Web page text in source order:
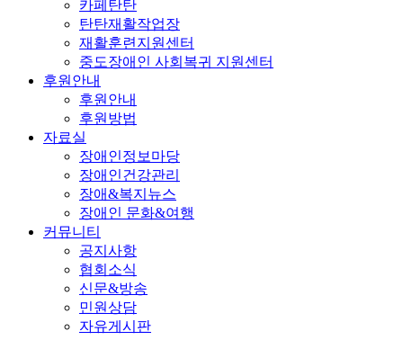
카페탄탄
탄탄재활작업장
재활훈련지원센터
중도장애인 사회복귀 지원센터
후원안내
후원안내
후원방법
자료실
장애인정보마당
장애인건강관리
장애&복지뉴스
장애인 문화&여행
커뮤니티
공지사항
협회소식
신문&방송
민원상담
자유게시판